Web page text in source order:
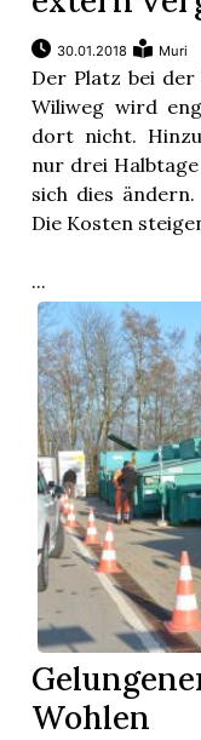
30.01.2018 Muri
Der Platz bei der
Wiliweg wird
dort nicht.
nur drei
sich dies
Die Kosten
...
Wohlen